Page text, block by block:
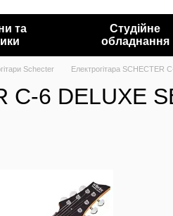
та
Студійне
обладнання
Schecter Електрогітара SCHECTER
C-6 DELUXE